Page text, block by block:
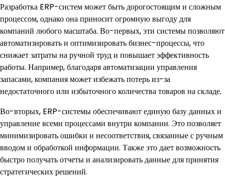
Разработка ERP-систем может быть дорогостоящим и сложным
процессом, однако она приносит огромную выгоду для
компаний любого масштаба. Во-первых, эти системы позволяют
автоматизировать и оптимизировать бизнес-процессы, что
снижает затраты на ручной труд и повышает эффективность
работы. Например, благодаря автоматизации управления
запасами, компания может избежать потерь из-за
недостаточного или избыточного количества товаров на складе.
Во-вторых, ERP-системы обеспечивают единую базу данных и
управление всеми процессами внутри компании. Это позволяет
минимизировать ошибки и несоответствия, связанные с ручным
вводом и обработкой информации. Также это дает возможность
быстро получать отчеты и анализировать данные для принятия
стратегических решений.